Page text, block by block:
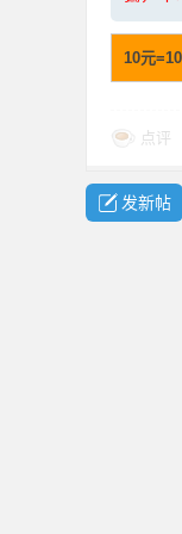
10元
点评
发新帖